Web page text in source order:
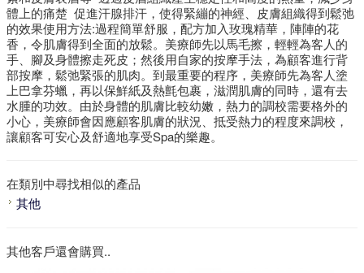
體上的痛楚 促進汗腺排汗，使得緊繃的神經、皮膚組織得到鬆弛
的效果使用方法:過程簡單舒服，配方加入玫瑰精華，陣陣的花
香，令肌膚得到全面的放鬆。美療師先以馬毛擦，輕輕為客人的
手、腳及身體擦走死皮；然後用自家的按摩手法，為顧客進行背
部按摩，鬆弛緊張的肌肉。到最重要的程序，美療師先為客人塗
上巴拿芬蠟，再以保鮮紙及熱氈包裹，滋潤肌膚的同時，還有去
水腫的功效。由於身體的肌膚比較幼嫩，熱力的調校需要格外的
小心，美療師會因應顧客肌膚的狀況、抵受熱力的程度來調校，
讓顧客可安心及舒適地享受Spa的樂趣。
在類別中尋找相似的產品
其他
其他客戶還會購買..